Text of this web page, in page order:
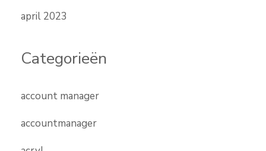
april 2023
Categorieën
account manager
accountmanager